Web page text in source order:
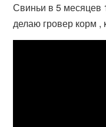
Свиньи в 5 месяцев
делаю гровер корм ,